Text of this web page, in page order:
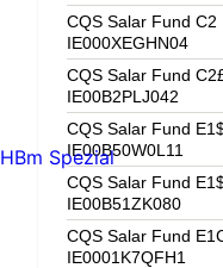
CQS Salar Fund C2
IE000XEGHN04
CQS Salar Fund
IE00B2PLJ042
CQS Salar Fund
IE00B50W0L11
CQS Salar Fund
IE00B51ZK080
CQS Salar Fund
IE0001K7QFH1
HBm Spezial